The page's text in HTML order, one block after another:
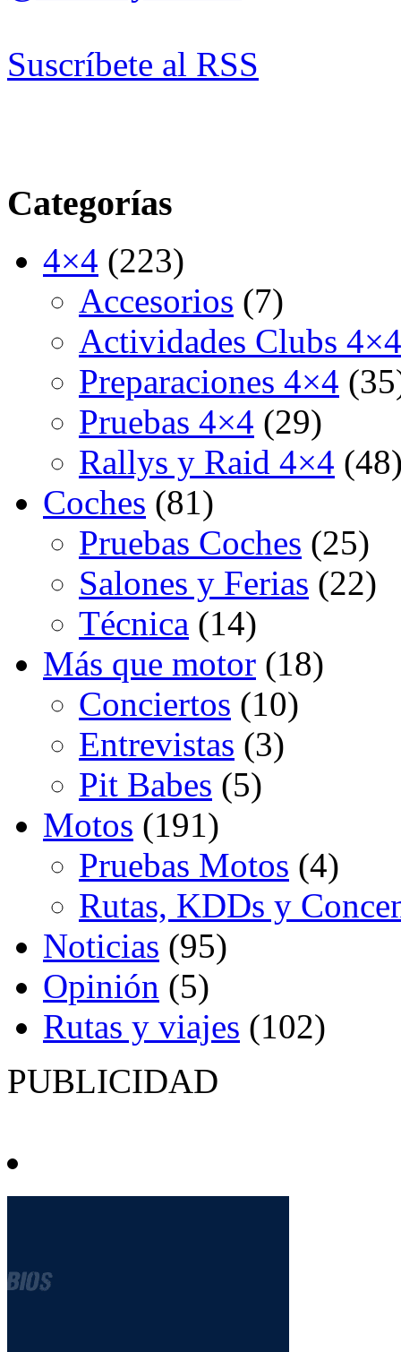
Suscríbete al RSS
Categorías
4×4 (223)
Accesorios (7)
Actividades Clubs 4×4
Preparaciones 4×4
Pruebas 4×4 (29)
Rallys y Raid 4×4
Coches (81)
Pruebas Coches (25)
Salones y Ferias (22)
Técnica (14)
Más que motor (18)
Conciertos (10)
Entrevistas (3)
Pit Babes (5)
Motos (191)
Pruebas Motos (4)
Rutas, KDDs y
Noticias (95)
Opinión (5)
Rutas y viajes (102)
PUBLICIDAD